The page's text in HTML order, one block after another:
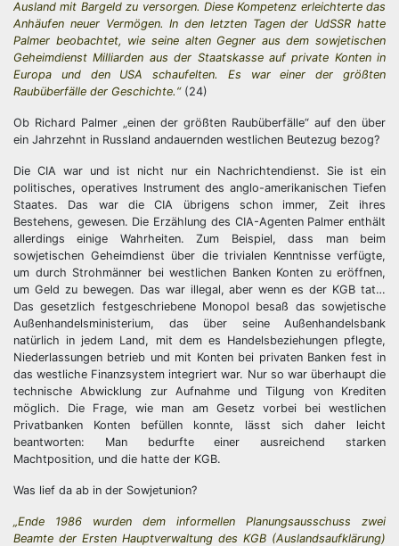
Ausland mit Bargeld zu versorgen. Diese Kompetenz erleichterte das
Anhäufen neuer Vermögen. In den letzten Tagen der UdSSR hatte
Palmer beobachtet, wie seine alten Gegner aus dem sowjetischen
Geheimdienst Milliarden aus der Staatskasse auf private Konten in
Europa und den USA schaufelten. Es war einer der größten
Raubüberfälle der Geschichte.“(24)
Ob Richard Palmer „einen der größten Raubüberfälle“ auf den über
ein Jahrzehnt in Russland andauernden westlichen Beutezug bezog?
Die CIA war und ist nicht nur ein Nachrichtendienst. Sie ist ein
politisches, operatives Instrument des anglo-amerikanischen Tiefen
Staates. Das war die CIA übrigens schon immer, Zeit ihres
Bestehens, gewesen. Die Erzählung des CIA-Agenten Palmer enthält
allerdings einige Wahrheiten. Zum Beispiel, dass man beim
sowjetischen Geheimdienst über die trivialen Kenntnisse verfügte,
um durch Strohmänner bei westlichen Banken Konten zu eröffnen,
um Geld zu bewegen. Das war illegal, aber wenn es der KGB tat…
Das gesetzlich festgeschriebene Monopol besaß das sowjetische
Außenhandelsministerium, das über seine Außenhandelsbank
natürlich in jedem Land, mit dem es Handelsbeziehungen pflegte,
Niederlassungen betrieb und mit Konten bei privaten Banken fest in
das westliche Finanzsystem integriert war. Nur so war überhaupt die
technische Abwicklung zur Aufnahme und Tilgung von Krediten
möglich. Die Frage, wie man am Gesetz vorbei bei westlichen
Privatbanken Konten befüllen konnte, lässt sich daher leicht
beantworten: Man bedurfte einer ausreichend starken
Machtposition, und die hatte der KGB.
Was lief da ab in der Sowjetunion?
„Ende 1986 wurden dem informellen Planungsausschuss zwei
Beamte der Ersten Hauptverwaltung des KGB (Auslandsaufklärung)